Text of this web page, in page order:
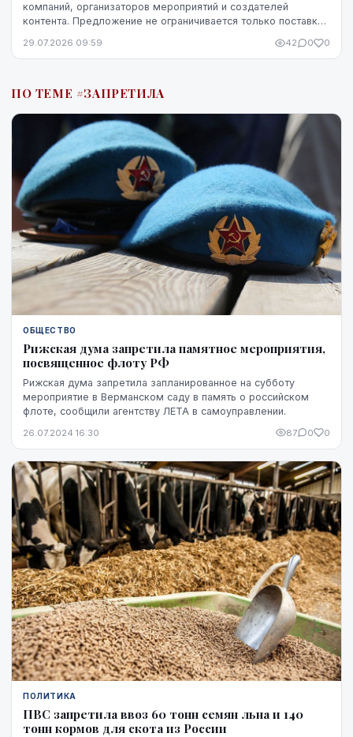
компаний, организаторов мероприятий и создателей
контента. Предложение не ограничивается только поставкой
29.07.2026 09:59 42 0 0
ПО ТЕМЕ #ЗАПРЕТИЛА
ОБЩЕСТВО
Рижская дума запретила памятное мероприятия,
посвященное флоту РФ
Рижская дума запретила запланированное на субботу
мероприятие в Верманском саду в память о российском
флоте, сообщили агентству ЛЕТА в самоуправлении.
26.07.2024 16:30 87 0 0
ПОЛИТИКА
ПВС запретила ввоз 60 тонн семян льна и 140
тонн кормов для скота из России